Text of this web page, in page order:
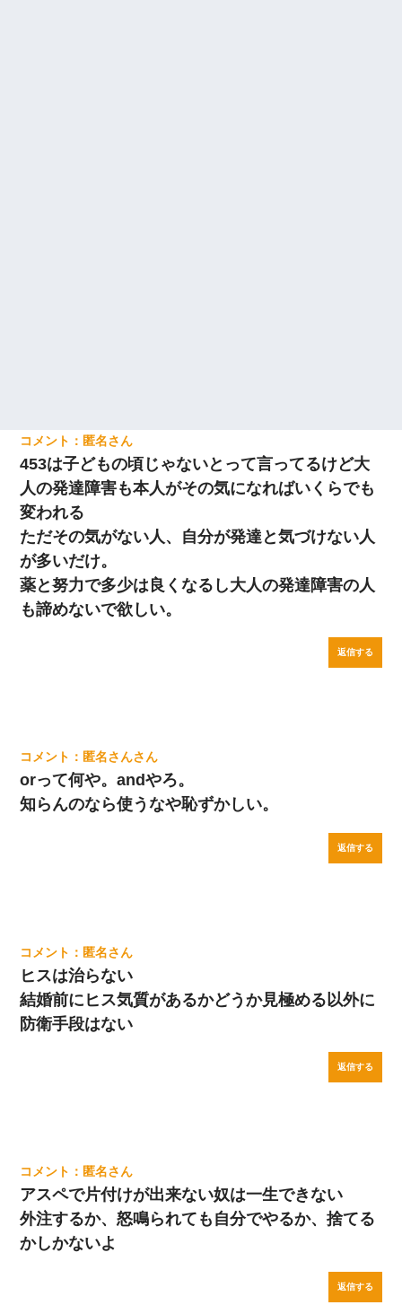
匿名
453は子どもの頃じゃないとって言ってるけど大
人の発達障害も本人がその気になればいくらでも
変われる
ただその気がない人、自分が発達と気づけない人
が多いだけ。
薬と努力で多少は良くなるし大人の発達障害の人
も諦めないで欲しい。
返信する
匿名さん
orって何や。andやろ。
知らんのなら使うなや恥ずかしい。
返信する
匿名
ヒスは治らない
結婚前にヒス気質があるかどうか見極める以外に
防衛手段はない
返信する
匿名
アスペで片付けが出来ない奴は一生できない
外注するか、怒鳴られても自分でやるか、捨てる
かしかないよ
返信する